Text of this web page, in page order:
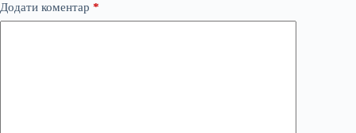
Додати коментар *